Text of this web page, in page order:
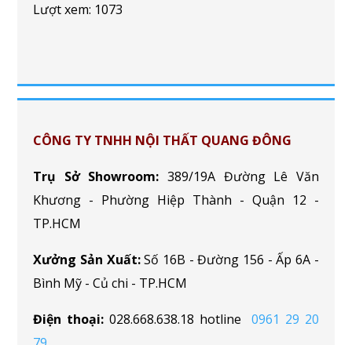
Lượt xem: 1073
CÔNG TY TNHH NỘI THẤT QUANG ĐÔNG
Trụ Sở Showroom: 389/19A Đường Lê Văn
Khương - Phường Hiệp Thành - Quận 12 -
TP.HCM
Xưởng Sản Xuất:Số 16B - Đường 156 - Ấp 6A -
Bình Mỹ - Củ chi - TP.HCM
Điện thoại: 028.668.638.18 hotline0961 29 20